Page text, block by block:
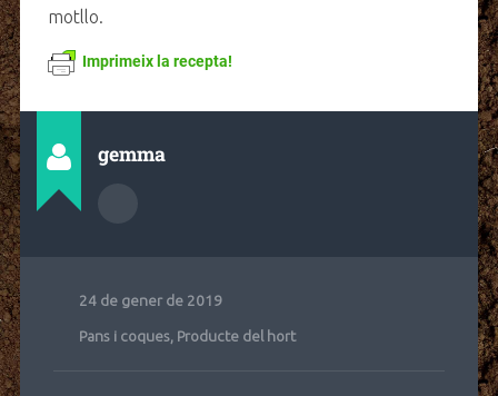
motllo.
Imprimeix la recepta!
gemma
24 de gener de 2019
Pans i coques, Producte del hort